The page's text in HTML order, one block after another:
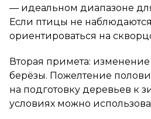
— идеальном диапазоне
Если птицы не
ориентироваться на
Вторая примета:
берёзы. Пожелтение
на подготовку деревьев к
условиях можно